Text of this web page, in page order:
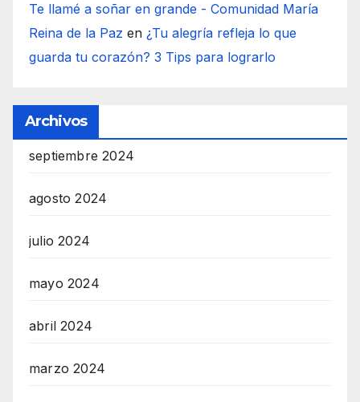
Te llamé a soñar en grande - Comunidad María
Reina de la Paz en ¿Tu alegría refleja lo que
guarda tu corazón? 3 Tips para lograrlo
Archivos
septiembre 2024
agosto 2024
julio 2024
mayo 2024
abril 2024
marzo 2024